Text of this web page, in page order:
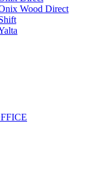
Wood Direct